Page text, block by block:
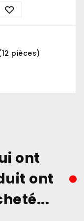
pièces)
ont
ont